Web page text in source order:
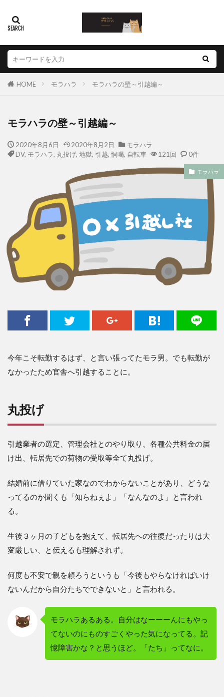
HOME モラハラ モラハラの壁～引越編～
モラハラの壁～引越編～
2020年8月6日 2020年8月2日
モラハラ
DV, モラハラ, 丸投げ, 地獄, 引越, 恫喝, 自転車 121回 0件
モラハラ
今年こそ転勤するはず、と言い張ってたモラ男。でも転勤が
なかったため官舎へ引越することに。
丸投げ
引越業者の選定、管理会社とのやり取り、各種公共料金の届
け出、転居先での荷物の受取等全て丸投げ。
結婚前に借りていた家なのでわからないことがあり、どうな
ってるのか聞くも「知らねぇよ」「なんなのよ」と言われ
る。
生後３ヶ月の子どもを抱えて、転居先への往復だったりは大
変厳しい、と伝えるも理解されず。
何度も不安で親を頼ろうというも「今後もやらなければいけ
ないんだから自分たちでできないと」と言われる。
モラハラあるある。自分はなーーーんにもやっ
てないのにものすごくやった気になってる。記
憶障害かな？と思うほど。「たち」ってなに。